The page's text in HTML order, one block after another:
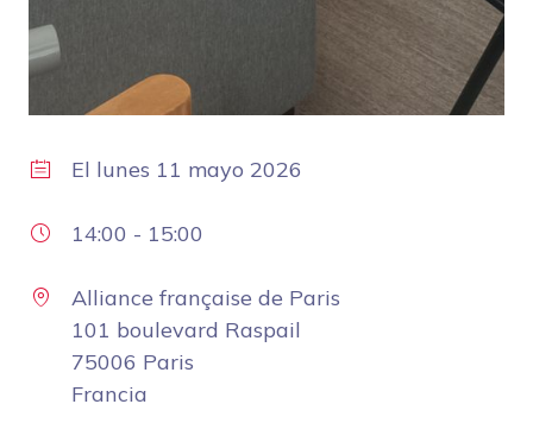
El lunes 11 mayo 2026
14:00 - 15:00
Alliance française de Paris
101 boulevard Raspail
75006 Paris
Francia